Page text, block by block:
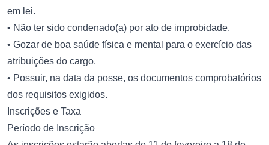
em lei.
• Não ter sido condenado(a) por ato de improbidade.
• Gozar de boa saúde física e mental para o exercício das
atribuições do cargo.
• Possuir, na data da posse, os documentos comprobatórios
dos requisitos exigidos.
Inscrições e Taxa
Período de Inscrição